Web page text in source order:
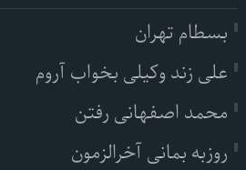
بسطام تهران
علی زند وکیلی بخواب آروم
محمد اصفهانی رفتن
روزبه بمانی آخرالزمون